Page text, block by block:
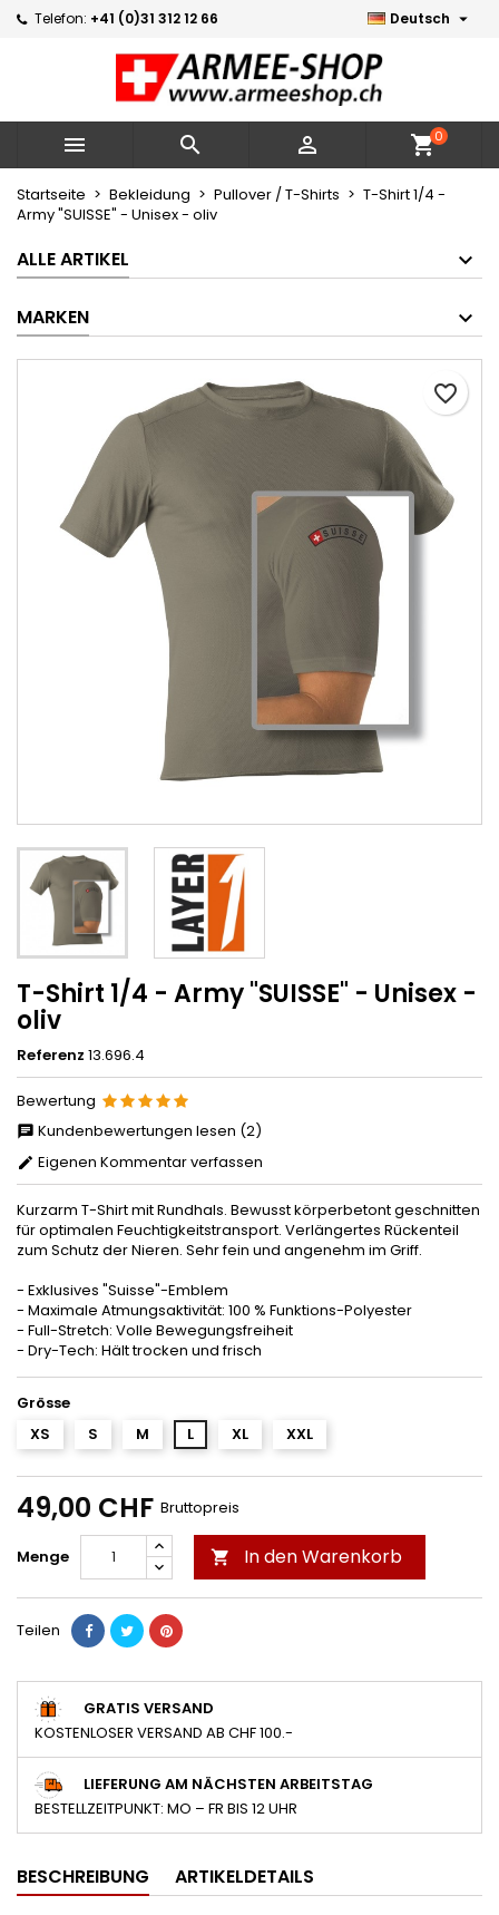
Telefon: +41 (0)31 312 12 66 Deutsch 
   shopping_cart0
Startseite Bekleidung Pullover / T-Shirts
T-Shirt 1/4 -
Army "SUISSE" - Unisex - oliv
ALLE ARTIKEL
MARKEN
T-Shirt 1/4 - Army "SUISSE" - Unisex -
oliv
Referenz 13.696.4
Bewertung
Kundenbewertungen lesen (2)
Eigenen Kommentar verfassen
Kurzarm T-Shirt mit Rundhals. Bewusst körperbetont geschnitten
für optimalen Feuchtigkeitstransport. Verlängertes Rückenteil
zum Schutz der Nieren. Sehr fein und angenehm im Griff.
- Exklusives "Suisse"-Emblem
- Maximale Atmungsaktivität: 100 % Funktions-Polyester
- Full-Stretch: Volle Bewegungsfreiheit
- Dry-Tech: Hält trocken und frisch
Grösse
XS
S M L XL XXL
49,00 CHF Bruttopreis
Menge  In den Warenkorb
favorite_border
Teilen
GRATIS VERSAND
KOSTENLOSER VERSAND AB CHF 100.-
LIEFERUNG AM NÄCHSTEN ARBEITSTAG
BESTELLZEITPUNKT: MO – FR BIS 12 UHR
BESCHREIBUNG ARTIKELDETAILS
Neue Liste erstellen
Name der Wunschliste
Sie müssen angemeldet sein, um Artikel Ihrer
zu können.
Abbrechen